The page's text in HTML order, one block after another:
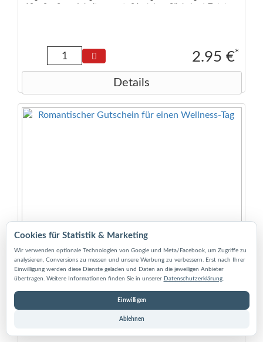
pflanzliches Fett, Weizenmehl, Süßmolkenpulver, fettarmer
Kakao, Emulgator Sojalecithin, Magermilchpulver,
Zutaten Goldbären: Glukosesirup; Zucker; Gelatine;
Dextrose; Fruchtsaft aus Fruchtsaftkonzentrate: Apfel,
Himbeere, Erdbeere, Orange, Zitrone; Säuerungsmittel:
Citronensäure; Frucht- und Pflanzenkonzentrate:
2.95 €*
Details
Romantischer Gutschein für einen Wellness-Tag
Wellness-Tag (inkl. Umschlag). Dieser Verwöhngutschein
hat eine Größe von ca. 14,8 cm x 10,5 cm (DIN A6). Ein
roter Umschlag wird in der dazu passenden Größe geliefert
Cookies für Statistik & Marketing
Wir verwenden optionale Technologien von Google und Meta/Facebook, um Zugriffe zu
analysieren, Conversions zu messen und unsere Werbung zu verbessern. Erst nach Ihrer
Einwilligung werden diese Dienste geladen und Daten an die jeweiligen Anbieter
übertragen. Weitere Informationen finden Sie in unserer Datenschutzerklärung.
Einwilligen
Ablehnen